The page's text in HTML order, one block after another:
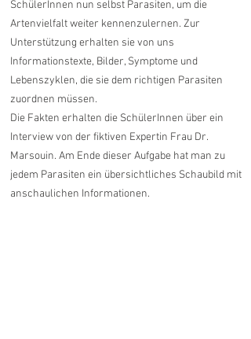
SchülerInnen nun selbst Parasiten, um die
Artenvielfalt weiter kennenzulernen. Zur
Unterstützung erhalten sie von uns
Informationstexte, Bilder, Symptome und
Lebenszyklen, die sie dem richtigen Parasiten
zuordnen müssen.
Die Fakten erhalten die SchülerInnen über ein
Interview von der fiktiven Expertin Frau Dr.
Marsouin. Am Ende dieser Aufgabe hat man zu
jedem Parasiten ein übersichtliches Schaubild mit
anschaulichen Informationen.